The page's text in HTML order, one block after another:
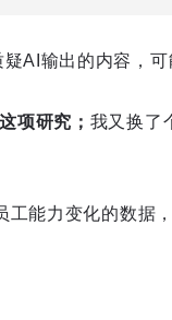
AI输出的内容，可
项研究； 我又换了
能力变化的数据